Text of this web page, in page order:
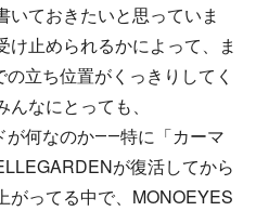
いておきたいと思っていま
止められるかによって、ま
立ち位置がくっきりしてく
なにとっても、
が何なのか――特に「カーマ
が復活してから
がってる中で、MONOEYES